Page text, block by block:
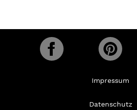
Impressum
Datenschutz